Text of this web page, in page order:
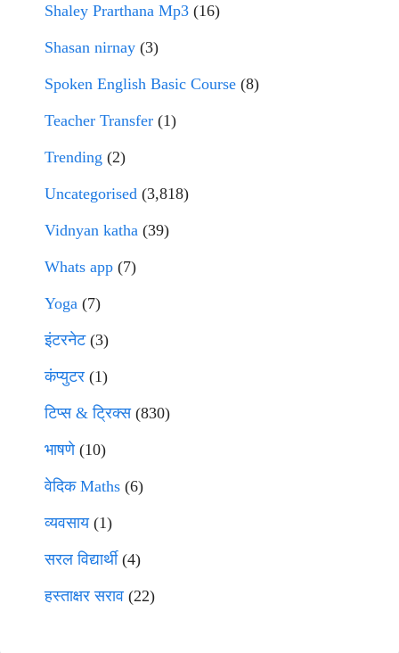
Shaley Prarthana Mp3 (16)
Shasan nirnay (3)
Spoken English Basic Course (8)
Teacher Transfer (1)
Trending (2)
Uncategorised (3,818)
Vidnyan katha (39)
Whats app (7)
Yoga (7)
इंटरनेट(3)
कंप्युटर (1)
टिप्स & ट्रिक्स(830)
भाषणे(10)
वेदिक Maths (6)
व्यवसाय(1)
सरल विद्यार्थी(4)
हस्ताक्षर सराव (22)